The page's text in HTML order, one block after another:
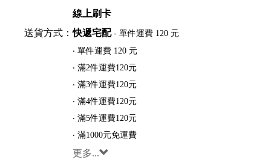
線上刷卡
送貨方式：快遞宅配- 單件運費 120 元
‧ 單件運費 120 元
‧ 滿2件運費120元
‧ 滿3件運費120元
‧ 滿4件運費120元
‧ 滿5件運費120元
‧ 滿1000元免運費
更多...